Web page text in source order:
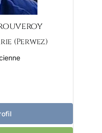
(Perwez)